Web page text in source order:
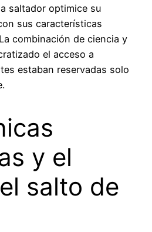
saltador optimice su
sus características
combinación de ciencia y
el acceso a
estaban reservadas solo
y el
salto de